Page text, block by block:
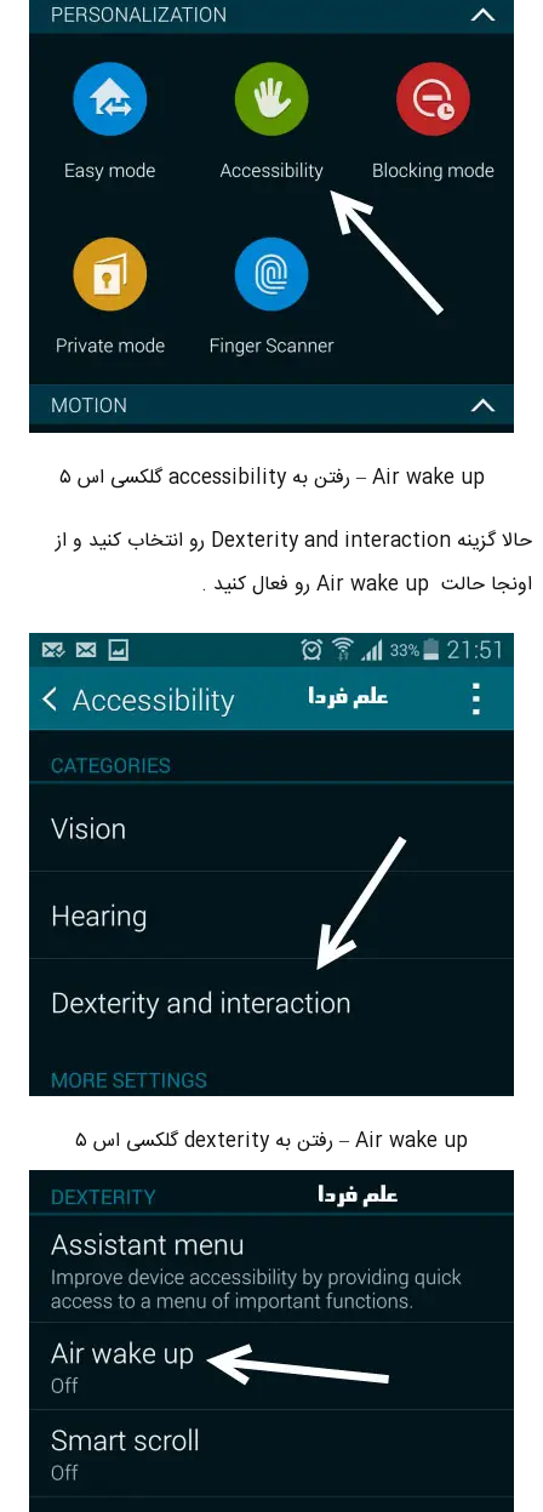
Air wake up – رفتن به accessibility گلکسی اس ۵
حالا گزینه Dexterity and interaction رو انتخاب کنید و از
اونجا حالت Air wake up رو فعال کنید .
Air wake up – رفتن به dexterity گلکسی اس ۵